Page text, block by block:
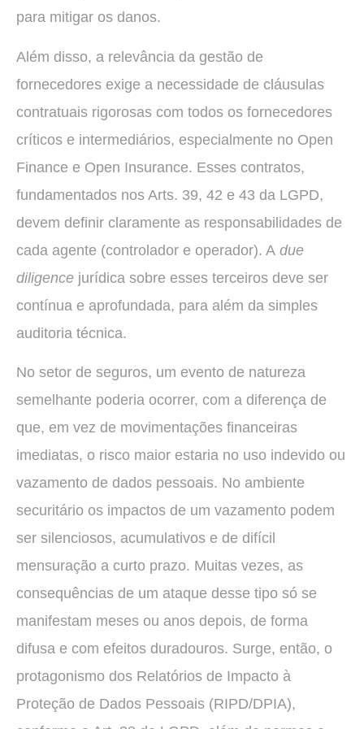
para mitigar os danos.
Além disso, a relevância da gestão de
fornecedores exige a necessidade de cláusulas
contratuais rigorosas com todos os fornecedores
críticos e intermediários, especialmente no Open
Finance e Open Insurance. Esses contratos,
fundamentados nos Arts. 39, 42 e 43 da LGPD,
devem definir claramente as responsabilidades de
cada agente (controlador e operador). A due
diligence jurídica sobre esses terceiros deve ser
contínua e aprofundada, para além da simples
auditoria técnica.
No setor de seguros, um evento de natureza
semelhante poderia ocorrer, com a diferença de
que, em vez de movimentações financeiras
imediatas, o risco maior estaria no uso indevido ou
vazamento de dados pessoais. No ambiente
securitário os impactos de um vazamento podem
ser silenciosos, acumulativos e de difícil
mensuração a curto prazo. Muitas vezes, as
consequências de um ataque desse tipo só se
manifestam meses ou anos depois, de forma
difusa e com efeitos duradouros. Surge, então, o
protagonismo dos Relatórios de Impacto à
Proteção de Dados Pessoais (RIPD/DPIA),